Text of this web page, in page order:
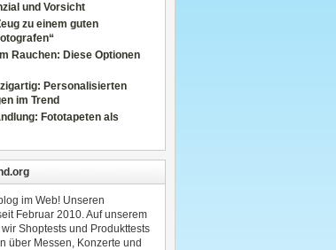
und Vorsicht
zu einem guten
Rauchen: Diese Optionen
Personalisierten
im Trend
Fototapeten als
im Web! Unseren
Februar 2010. Auf unserem
Shoptests und Produkttests
über Messen, Konzerte und